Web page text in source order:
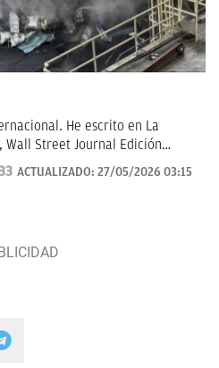
He escrito en La
Wall Street Journal Edición
ACTUALIZADO: 27/05/2026 03:15